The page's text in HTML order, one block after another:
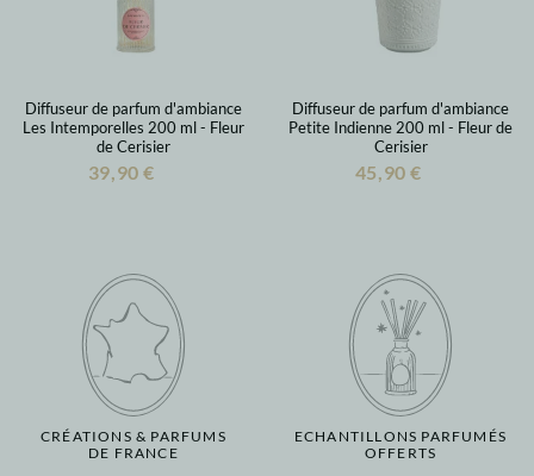
Diffuseur de parfum d'ambiance
Les Intemporelles 200 ml - Fleur
de Cerisier
39,90 €
Diffuseur de parfum d'ambiance
Petite Indienne 200 ml - Fleur de
Cerisier
45,90 €
CRÉATIONS & PARFUMS
DE FRANCE
ECHANTILLONS PARFUMÉS
OFFERTS